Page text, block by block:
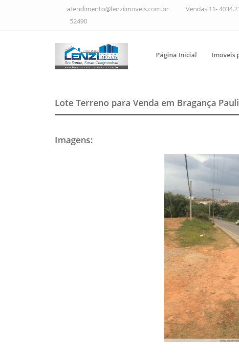
atendimento@lenziimoveis.com.br Vendas 11-
52490
Página Inicial Imoveis
Lote Terreno para Venda em Bragança
Imagens: